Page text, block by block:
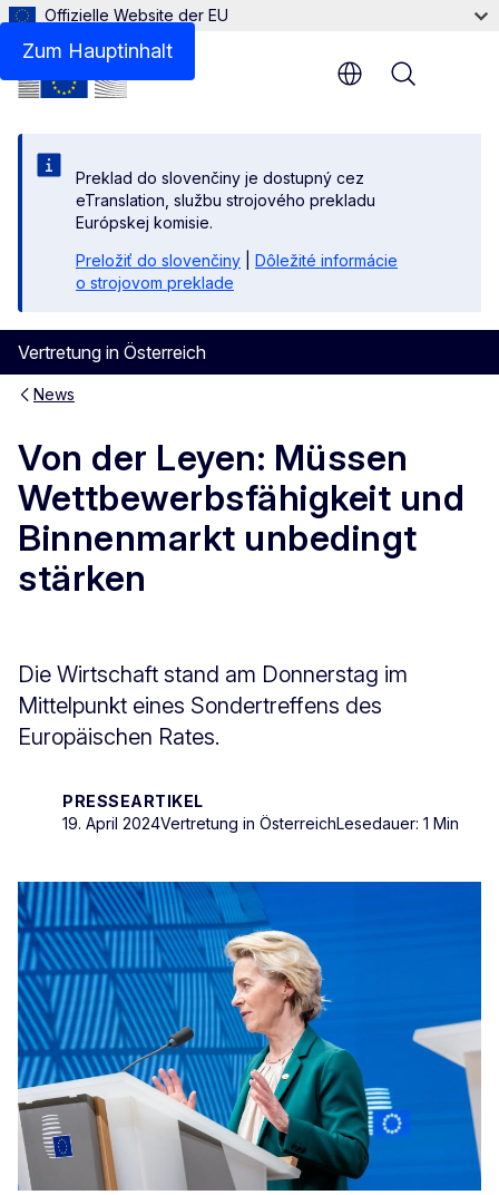
Zum Hauptinhalt
Offizielle Website der EU
Preklad do slovenčiny je dostupný cez
eTranslation, službu strojového prekladu
Európskej komisie.
Preložiť do slovenčiny
Dôležité informácie
o strojovom preklade
Vertretung in Österreich
Menu
News
Von der Leyen: Müssen
Wettbewerbsfähigkeit und
Binnenmarkt unbedingt
stärken
Die Wirtschaft stand am Donnerstag im
Mittelpunkt eines Sondertreffens des
Europäischen Rates.
PRESSEARTIKEL
19. April 2024Vertretung in ÖsterreichLesedauer: 1 Min